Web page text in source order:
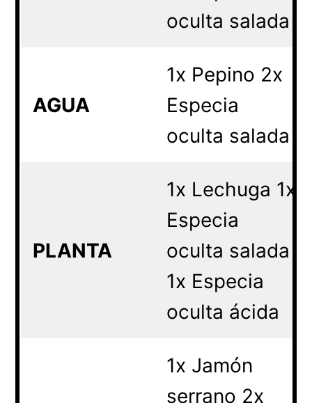
oculta salada
AGUA
1x Pepino 2x
Especia
oculta salada
PLANTA
1x Lechuga 1x
Especia
oculta salada
1x Especia
oculta ácida
1x Jamón
serrano 2x